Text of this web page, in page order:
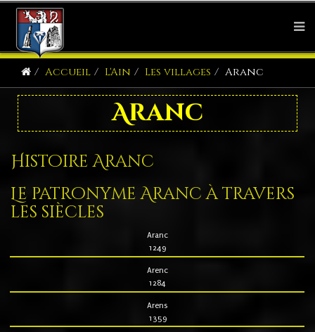
Accueil L'Ain Les villages Aranc
Aranc
Histoire Aranc
Le patronyme Aranc à travers
les siècles
Aranc
1249
Arenc
1284
Arens
1359